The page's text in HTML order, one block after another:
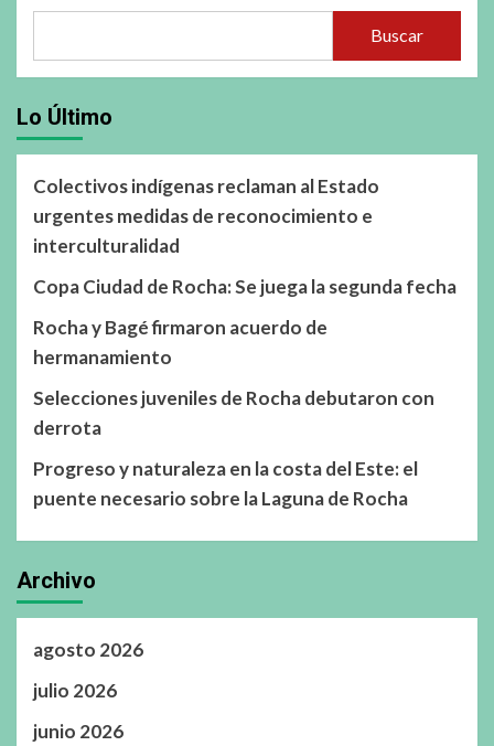
Buscar
Lo Último
Colectivos indígenas reclaman al Estado
urgentes medidas de reconocimiento e
interculturalidad
Copa Ciudad de Rocha: Se juega la segunda fecha
Rocha y Bagé firmaron acuerdo de
hermanamiento
Selecciones juveniles de Rocha debutaron con
derrota
Progreso y naturaleza en la costa del Este: el
puente necesario sobre la Laguna de Rocha
Archivo
agosto 2026
julio 2026
junio 2026